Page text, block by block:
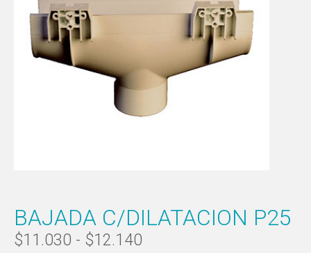
BAJADA C/DILATACION P25
$11.030 - $12.140